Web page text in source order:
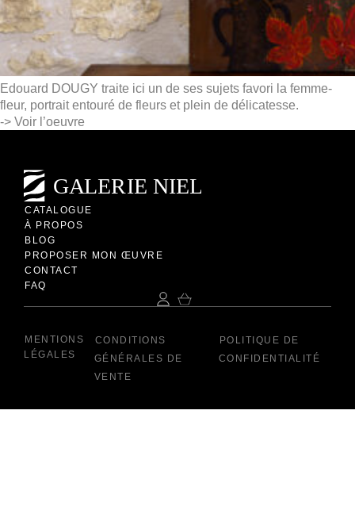
Edouard DOUGY traite ici un de ses sujets favori la femme-
fleur, portrait entouré de fleurs et plein de délicatesse.
-> Voir l’oeuvre
CATALOGUE
À PROPOS
BLOG
PROPOSER MON ŒUVRE
CONTACT
FAQ
MENTIONS
LÉGALES
CONDITIONS
GÉNÉRALES DE
VENTE
POLITIQUE DE
CONFIDENTIALITÉ